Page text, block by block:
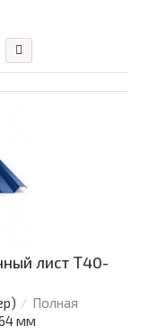
лист Т40-
Полная
мм